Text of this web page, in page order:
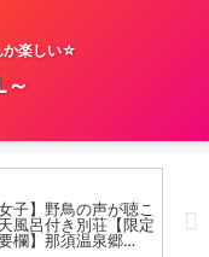
か楽しい☆
～
こての
女子】野鳥の声が聴こ
風呂付き別荘【限定
欄】那須温泉郷
【
ア